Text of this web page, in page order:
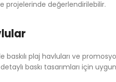
projelerinde değerlendirilebilir.
baskılı plaj havluları ve
baskı tasarımları için